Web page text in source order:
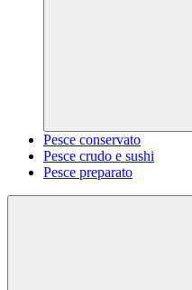
Pesce conservato
Pesce crudo e sushi
Pesce preparato